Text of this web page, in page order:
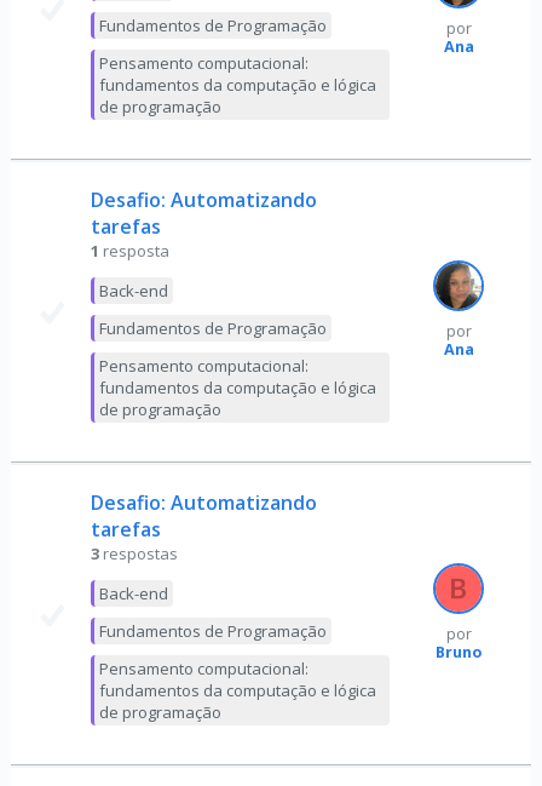
Fundamentos de Programação
Pensamento computacional:
fundamentos da computação e lógica
de programação
por
Ana
Desafio: Automatizando
tarefas
1 resposta
Back-end
Fundamentos de Programação
Pensamento computacional:
fundamentos da computação e lógica
de programação
por
Ana
Desafio: Automatizando
tarefas
3 respostas
Back-end
Fundamentos de Programação
Pensamento computacional:
fundamentos da computação e lógica
de programação
por
Bruno